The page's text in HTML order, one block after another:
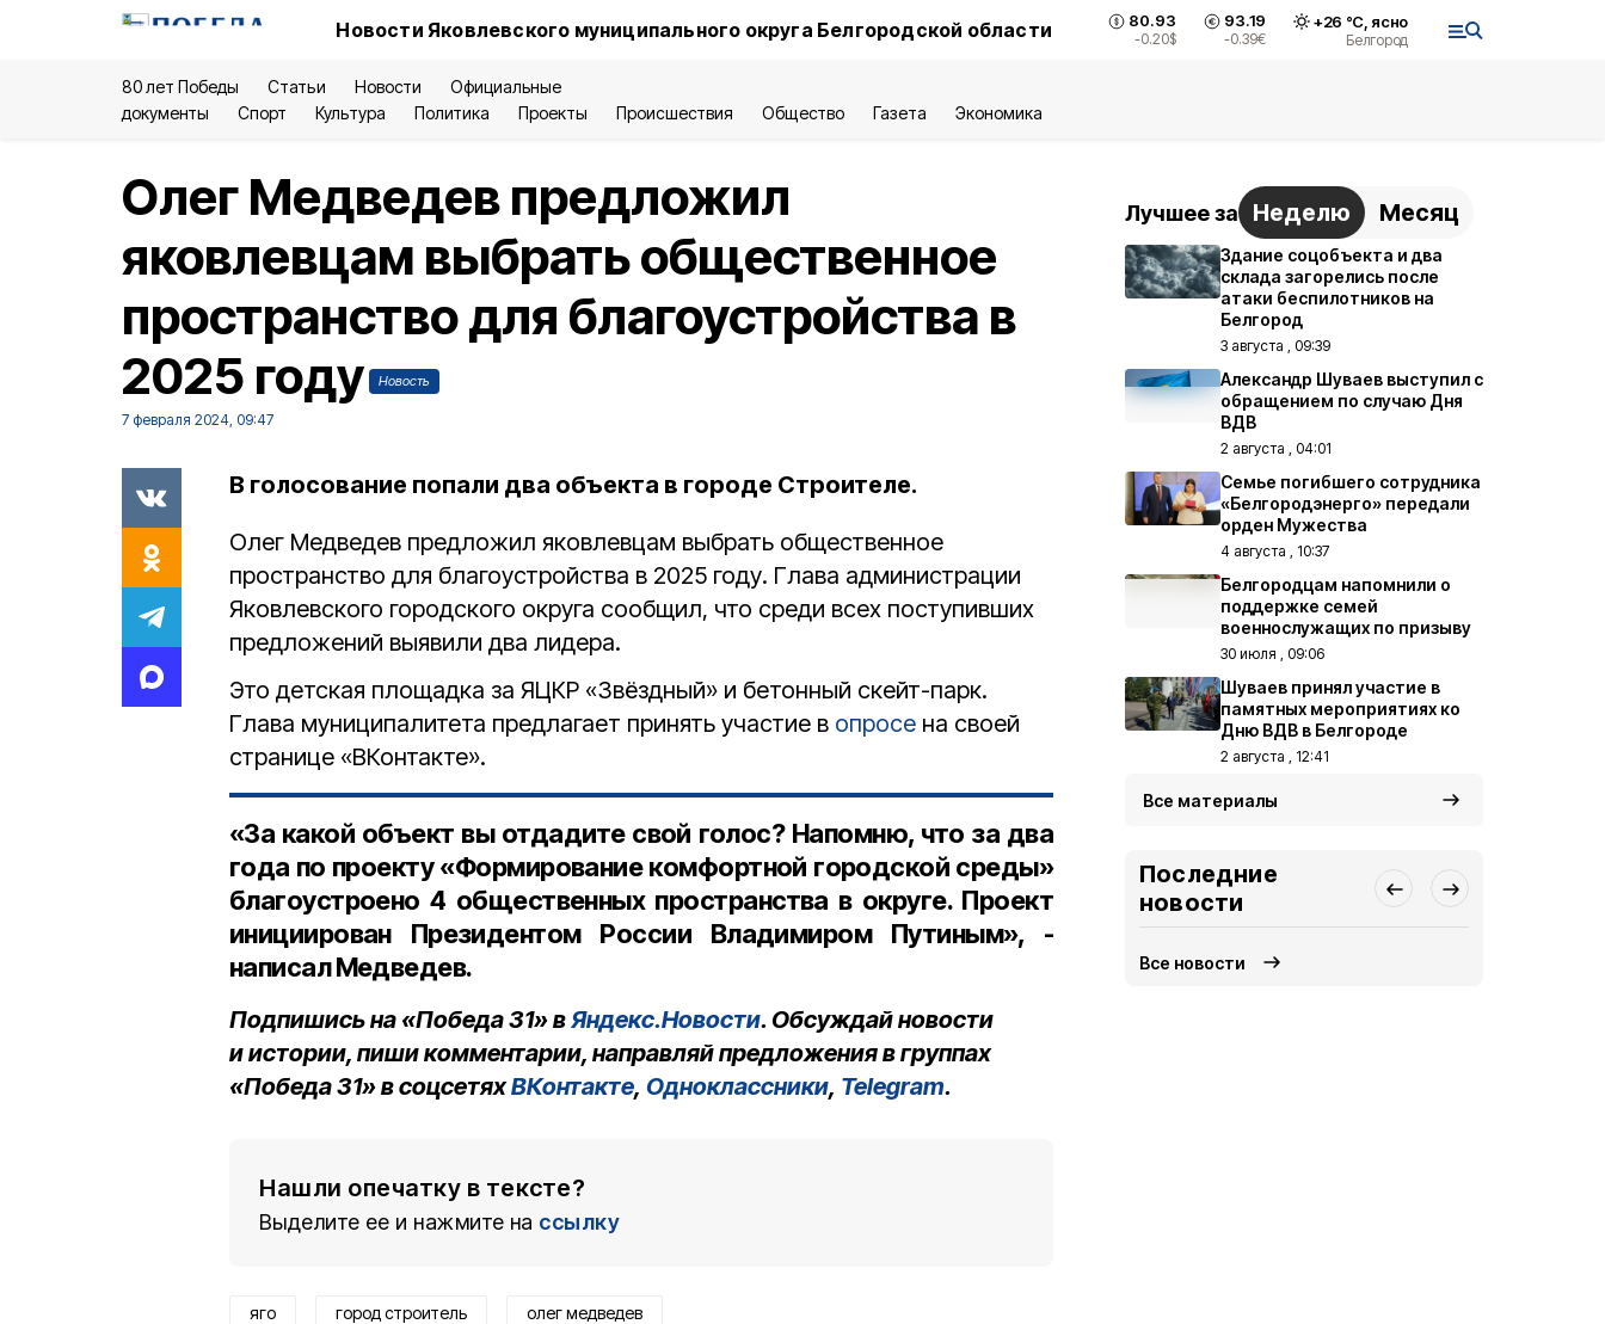
Новости Яковлевского муниципального округа Белгородской области 80.93
-0.20$
93.19
-0.39€
+26 °С, ясно
Белгород
80 лет Победы Статьи Новости
Официальные
документы
Спорт Культура Политика Проекты Происшествия Общество Газета Экономика
Олег Медведев предложил
яковлевцам выбрать общественное
пространство для благоустройства в
2025 году
Новость
7 февраля 2024, 09:47
В голосование попали два объекта в городе Строителе.
Олег Медведев предложил яковлевцам выбрать общественное
пространство для благоустройства в 2025 году. Глава администрации
Яковлевского городского округа сообщил, что среди всех поступивших
предложений выявили два лидера.
Это детская площадка за ЯЦКР «Звёздный» и бетонный скейт-парк.
Глава муниципалитета предлагает принять участие в опросе на своей
странице «ВКонтакте».
«За какой объект вы отдадите свой голос? Напомню, что за два
года по проекту «Формирование комфортной городской среды»
благоустроено 4 общественных пространства в округе. Проект
инициирован Президентом России Владимиром Путиным», -
написал Медведев.
Подпишись на «Победа 31» вЯндекс.Новости. Обсуждай новости
и истории, пиши комментарии, направляй предложения в группах
«Победа 31» в соцсетяхВКонтакте, Одноклассники, Telegram.
Нашли опечатку в тексте?
Выделите ее и нажмите на ссылку
яго город строитель олег медведев
Лучшее за Неделю Месяц
Здание соцобъекта и два
склада загорелись после
атаки беспилотников на
Белгород
3 августа , 09:39
Александр Шуваев выступил с
обращением по случаю Дня
ВДВ
2 августа , 04:01
Семье погибшего сотрудника
«Белгородэнерго» передали
орден Мужества
4 августа , 10:37
Белгородцам напомнили о
поддержке семей
военнослужащих по призыву
30 июля , 09:06
Шуваев принял участие в
памятных мероприятиях ко
Дню ВДВ в Белгороде
2 августа , 12:41
Все материалы
Последние
новости
Все новости